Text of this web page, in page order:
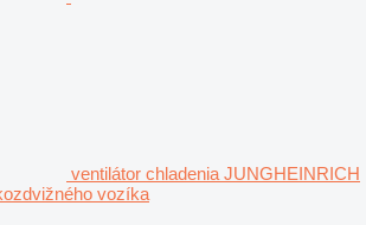
ventilátor chladenia JUNGHEINRICH
vozíka